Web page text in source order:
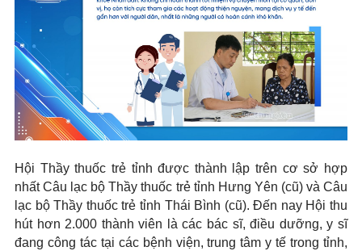
Hội Thầy thuốc trẻ tỉnh được thành lập trên cơ sở hợp
nhất Câu lạc bộ Thầy thuốc trẻ tỉnh Hưng Yên (cũ) và Câu
lạc bộ Thầy thuốc trẻ tỉnh Thái Bình (cũ). Đến nay Hội thu
hút hơn 2.000 thành viên là các bác sĩ, điều dưỡng, y sĩ
đang công tác tại các bệnh viện, trung tâm y tế trong tỉnh,